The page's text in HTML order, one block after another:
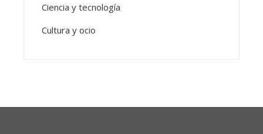
Ciencia y tecnología
Cultura y ocio